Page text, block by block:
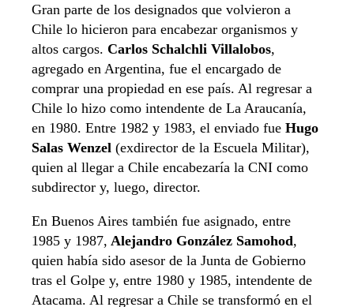
Gran parte de los designados que volvieron a
Chile lo hicieron para encabezar organismos y
altos cargos. Carlos Schalchli Villalobos,
agregado en Argentina, fue el encargado de
comprar una propiedad en ese país. Al regresar a
Chile lo hizo como intendente de La Araucanía,
en 1980. Entre 1982 y 1983, el enviado fue Hugo
Salas Wenzel (exdirector de la Escuela Militar),
quien al llegar a Chile encabezaría la CNI como
subdirector y, luego, director.
En Buenos Aires también fue asignado, entre
1985 y 1987, Alejandro González Samohod,
quien había sido asesor de la Junta de Gobierno
tras el Golpe y, entre 1980 y 1985, intendente de
Atacama. Al regresar a Chile se transformó en el